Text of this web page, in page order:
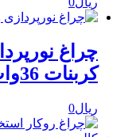
چراغ
کربنات 36وات تک رنگ
ریال0